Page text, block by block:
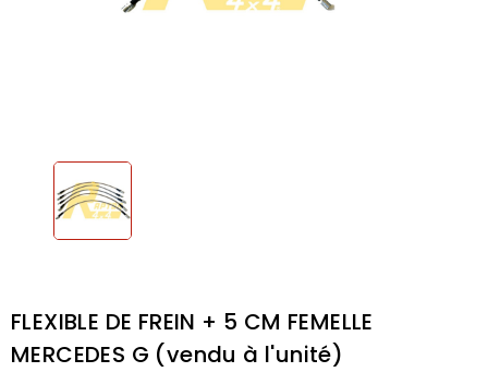
FLEXIBLE DE FREIN + 5 CM FEMELLE
MERCEDES G (vendu à l'unité)